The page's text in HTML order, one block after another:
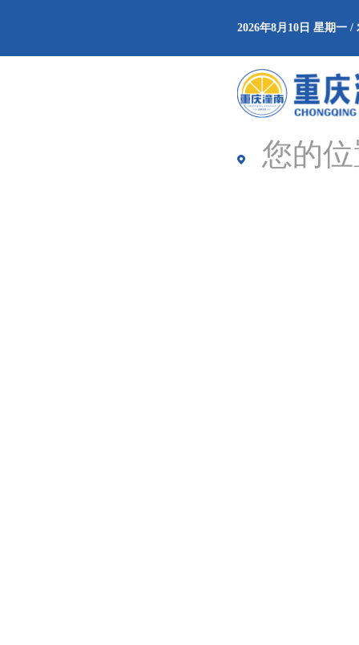
2026年8月10日 星期一
您的